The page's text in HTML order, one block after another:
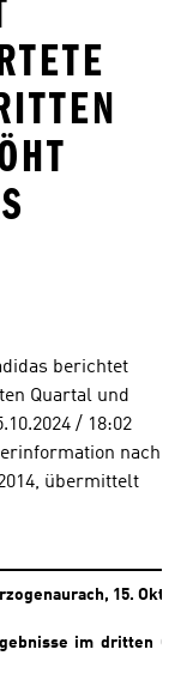
berichtet
Quartal und
/ 18:02
nach
übermittelt
15.
im dritten